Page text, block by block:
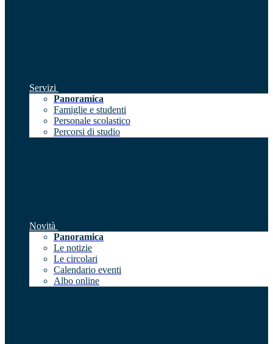
Servizi
Panoramica
Famiglie e studenti
Personale scolastico
Percorsi di studio
Novità
Panoramica
Le notizie
Le circolari
Calendario eventi
Albo online